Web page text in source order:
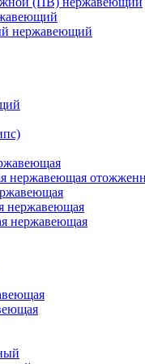
нержавеющий
нержавеющая
нержавеющая
нержавеющая